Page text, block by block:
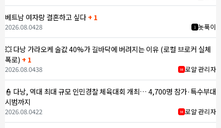
베트남 여자랑 결혼하고 싶다+ 1
1 놋푹이
2026.08.0428
💥 다낭 가라오케 술값 40%가 길바닥에 버려지는 이유 (로컬 브로커 실체
폭로) + 1
M 로얄 관리자
2026.08.0438
👮 다낭, 역대 최대 규모 인민경찰 체육대회 개최… 4,700명 참가·특수부대
시범까지
M 로얄 관리자
2026.08.0422